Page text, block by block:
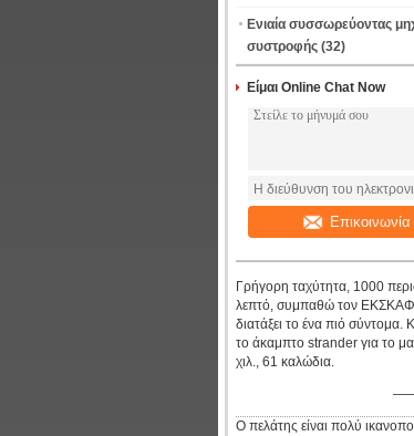
Ενιαία συσσωρεύοντας
συστροφής (32)
Είμαι Online Chat Now
Επικοινωνία
Γρήγορη ταχύτητα, 1000
λεπτό, συμπαθώ τον
διατάξει το ένα πιό σύντομα.
το άκαμπτο strander για το
χιλ., 61 καλώδια.
——
Ο πελάτης είναι πολύ